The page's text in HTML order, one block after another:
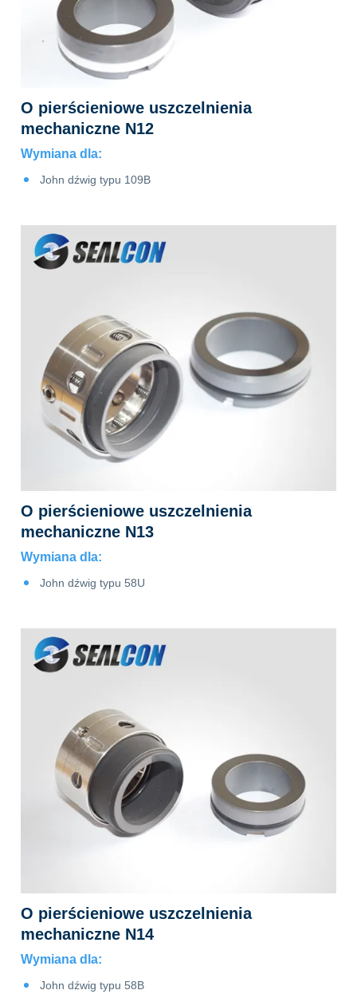
O pierścieniowe uszczelnienia
mechaniczne N12
Wymiana dla:
John dźwig typu 109B
O pierścieniowe uszczelnienia
mechaniczne N13
Wymiana dla:
John dźwig typu 58U
O pierścieniowe uszczelnienia
mechaniczne N14
Wymiana dla:
John dźwig typu 58B